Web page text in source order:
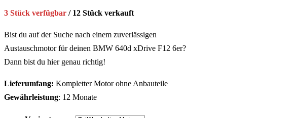
3 Stück verfügbar / 12 Stück verkauft
Bist du auf der Suche nach einem zuverlässigen
Austauschmotor für deinen BMW 640d xDrive F12 6er?
Dann bist du hier genau richtig!
Lieferumfang: Kompletter Motor ohne Anbauteile
Gewährleistung: 12 Monate